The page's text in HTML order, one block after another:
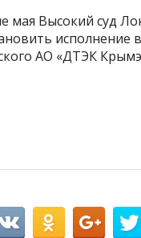
мая Высокий суд
исполнение
АО «ДТЭК